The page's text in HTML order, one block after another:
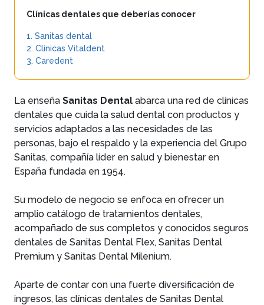
Clínicas dentales que deberías conocer
1. Sanitas dental
2. Clínicas Vitaldent
3. Caredent
La enseña Sanitas Dental abarca una red de clínicas
dentales que cuida la salud dental con productos y
servicios adaptados a las necesidades de las
personas, bajo el respaldo y la experiencia del Grupo
Sanitas, compañía líder en salud y bienestar en
España fundada en 1954.
Su modelo de negocio se enfoca en ofrecer un
amplio catálogo de tratamientos dentales,
acompañado de sus completos y conocidos seguros
dentales de Sanitas Dental Flex, Sanitas Dental
Premium y Sanitas Dental Milenium.
Aparte de contar con una fuerte diversificación de
ingresos, las clínicas dentales de Sanitas Dental